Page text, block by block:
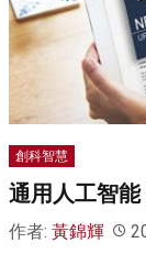
創科智慧
通用人工智
作者: 黃錦輝